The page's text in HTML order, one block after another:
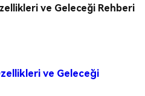
ve Geleceği Rehberi
ve Geleceği